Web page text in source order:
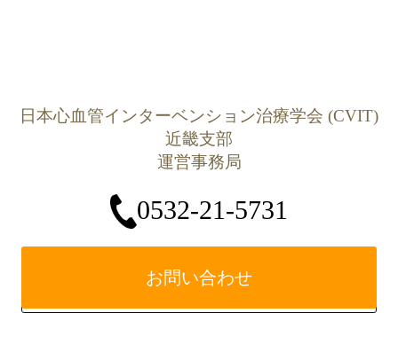
日本心血管インターベンション治療学会 (CVIT)
近畿支部
運営事務局
0532-21-5731
お問い合わせ